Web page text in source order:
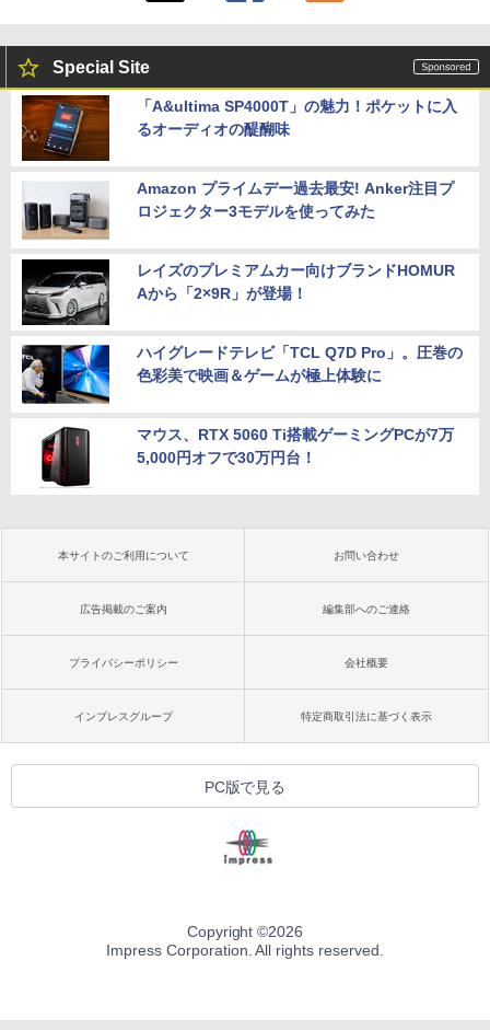
Special Site
「A&ultima SP4000T」の魅力！ポケットに入
るオーディオの醍醐味
Amazon プライムデー過去最安! Anker注目プ
ロジェクター3モデルを使ってみた
レイズのプレミアムカー向けブランドHOMUR
Aから「2×9R」が登場！
ハイグレードテレビ「TCL Q7D Pro」。圧巻の
色彩美で映画＆ゲームが極上体験に
マウス、RTX 5060 Ti搭載ゲーミングPCが7万
5,000円オフで30万円台！
本サイトのご利用について お問い合わせ
広告掲載のご案内 編集部へのご連絡
プライバシーポリシー 会社概要
インプレスグループ 特定商取引法に基づく表示
PC版で見る
Copyright ©2026
Impress Corporation. All rights reserved.